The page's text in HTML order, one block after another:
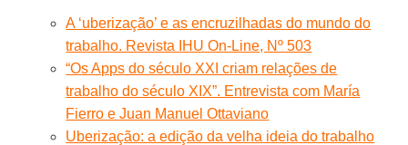
A ‘uberização’ e as encruzilhadas do mundo do
trabalho. Revista IHU On-Line, Nº 503
“Os Apps do século XXI criam relações de
trabalho do século XIX”. Entrevista com María
Fierro e Juan Manuel Ottaviano
Uberização: a edição da velha ideia do trabalho